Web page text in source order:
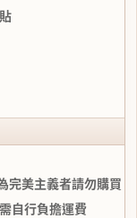
完美主義者請勿購買
自行負擔運費